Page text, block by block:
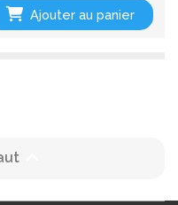
Ajouter au panier